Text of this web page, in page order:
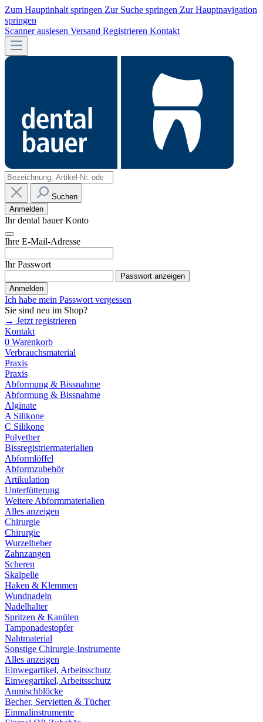
Zum Hauptinhalt springen Zur Suche springen Zur Hauptnavigation
springen
Scanner auslesen Versand Registrieren Kontakt
Suchen
Anmelden
Ihr dental bauer Konto
Ihre E-Mail-Adresse
Ihr Passwort
Passwort anzeigen
Anmelden
Ich habe mein Passwort vergessen
Sie sind neu im Shop?
→ Jetzt registrieren
Kontakt
0 Warenkorb
Verbrauchsmaterial
Praxis
Praxis
Abformung & Bissnahme
Abformung & Bissnahme
Alginate
A Silikone
C Silikone
Polyether
Bissregistriermaterialien
Abformlöffel
Abformzubehör
Artikulation
Unterfütterung
Weitere Abformmaterialien
Alles anzeigen
Chirurgie
Chirurgie
Wurzelheber
Zahnzangen
Scheren
Skalpelle
Haken & Klemmen
Wundnadeln
Nadelhalter
Spritzen & Kanülen
Tamponadestopfer
Nahtmaterial
Sonstige Chirurgie-Instrumente
Alles anzeigen
Einwegartikel, Arbeitsschutz
Einwegartikel, Arbeitsschutz
Anmischblöcke
Becher, Servietten & Tücher
Einmalinstrumente